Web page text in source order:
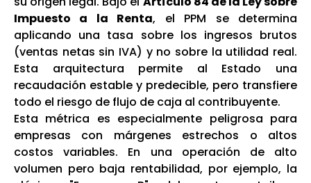
Impuesto a la Renta, el PPM se determina
aplicando una tasa sobre los ingresos brutos
(ventas netas sin IVA) y no sobre la utilidad real.
Esta arquitectura permite al Estado una
recaudación estable y predecible, pero transfiere
todo el riesgo de flujo de caja al contribuyente.
Esta métrica es especialmente peligrosa para
empresas con márgenes estrechos o altos
costos variables. En una operación de alto
volumen pero baja rentabilidad, por ejemplo, la